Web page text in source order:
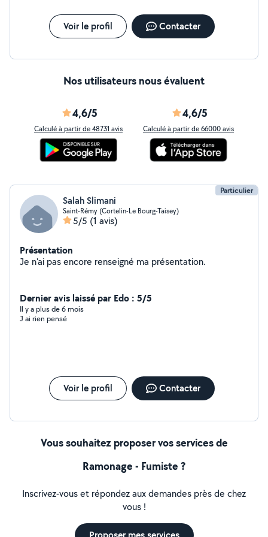
de la lumière naturelle à vos combles et moderniser
votre espace sous toiture. Par ailleurs, je propose aussi
mes services de ramoneur à Chalon-sur-Saône, assurant
garantir votre sécurité
Voir le profil Contacter
Nos utilisateurs nous évaluent
4,6/5
Calculé à partir de 48731 avis
4,6/5
Calculé à partir de 66000 avis
Particulier
Salah Slimani
Saint-Rémy (Cortelin-Le Bourg-Taisey)
5/5 (1 avis)
Présentation
Je n'ai pas encore renseigné ma présentation.
Dernier avis laissé par Edo : 5/5
Il y a plus de 6 mois
J ai rien pensé
Voir le profil Contacter
Vous souhaitez proposer vos services de
Ramonage - Fumiste ?
Inscrivez-vous et répondez aux demandes près de chez
vous !